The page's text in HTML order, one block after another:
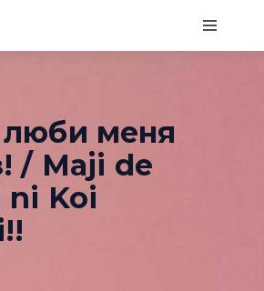
меня
/ Maji de
ni Koi